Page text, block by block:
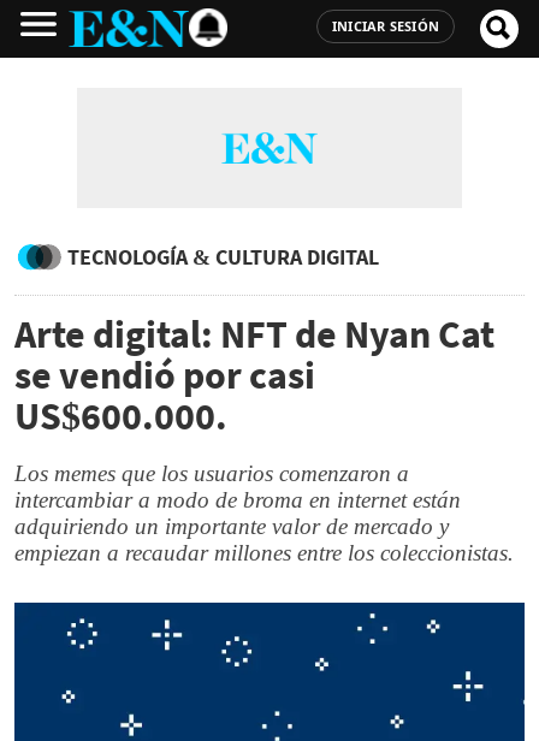
INICIAR SESIÓN
TECNOLOGÍA & CULTURA DIGITAL
Arte digital: NFT de Nyan Cat
se vendió por casi
US$600.000.
Los memes que los usuarios comenzaron a
intercambiar a modo de broma en internet están
adquiriendo un importante valor de mercado y
empiezan a recaudar millones entre los coleccionistas.